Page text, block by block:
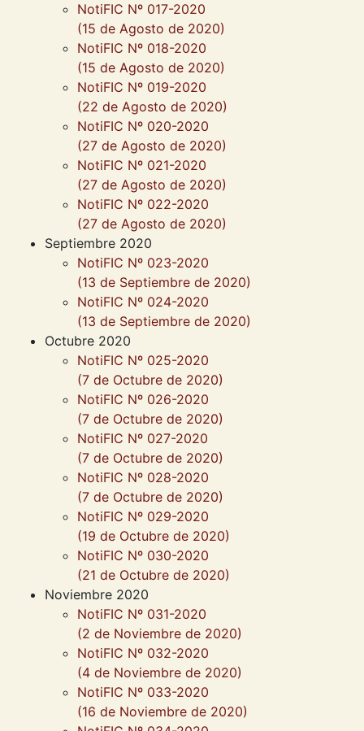
NotiFIC Nº 017-2020
(15 de Agosto de 2020)
NotiFIC Nº 018-2020
(15 de Agosto de 2020)
NotiFIC Nº 019-2020
(22 de Agosto de 2020)
NotiFIC Nº 020-2020
(27 de Agosto de 2020)
NotiFIC Nº 021-2020
(27 de Agosto de 2020)
NotiFIC Nº 022-2020
(27 de Agosto de 2020)
Septiembre 2020
NotiFIC Nº 023-2020
(13 de Septiembre de 2020)
NotiFIC Nº 024-2020
(13 de Septiembre de 2020)
Octubre 2020
NotiFIC Nº 025-2020
(7 de Octubre de 2020)
NotiFIC Nº 026-2020
(7 de Octubre de 2020)
NotiFIC Nº 027-2020
(7 de Octubre de 2020)
NotiFIC Nº 028-2020
(7 de Octubre de 2020)
NotiFIC Nº 029-2020
(19 de Octubre de 2020)
NotiFIC Nº 030-2020
(21 de Octubre de 2020)
Noviembre 2020
NotiFIC Nº 031-2020
(2 de Noviembre de 2020)
NotiFIC Nº 032-2020
(4 de Noviembre de 2020)
NotiFIC Nº 033-2020
(16 de Noviembre de 2020)